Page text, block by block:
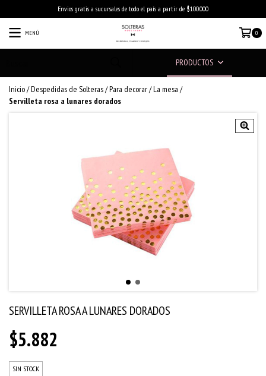
Envios gratis a sucursales de todo el país a partir de $100.000
MENÚ 0
PRODUCTOS
Inicio/Despedidas de Solteras/Para decorar/La mesa /
Servilleta rosa a lunares dorados
SERVILLETA ROSA A LUNARES DORADOS
$5.882
SIN STOCK